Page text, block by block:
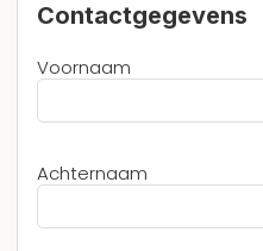
Contactgegevens
Voornaam
Achternaam